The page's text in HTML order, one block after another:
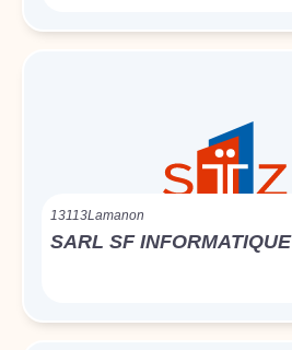
13113Lamanon
SARL SF INFORMATIQUE